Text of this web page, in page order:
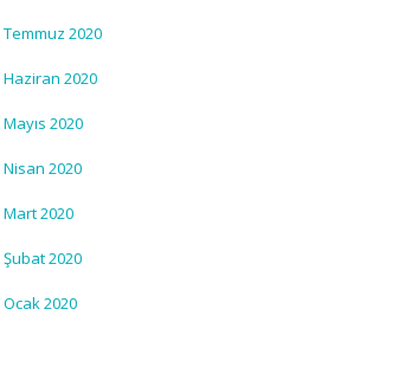
Temmuz 2020
Haziran 2020
Mayıs 2020
Nisan 2020
Mart 2020
Şubat 2020
Ocak 2020